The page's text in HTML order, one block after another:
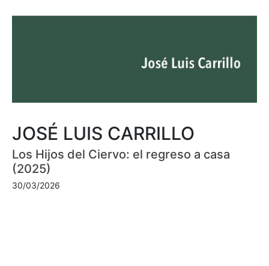
JOSÉ LUIS CARRILLO
Los Hijos del Ciervo: el regreso a casa
(2025)
30/03/2026